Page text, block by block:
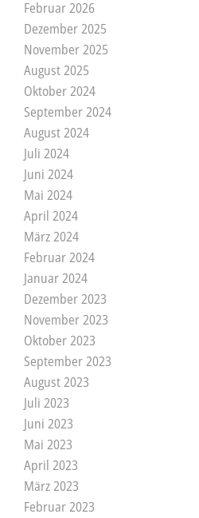
Februar 2026
Dezember 2025
November 2025
August 2025
Oktober 2024
September 2024
August 2024
Juli 2024
Juni 2024
Mai 2024
April 2024
März 2024
Februar 2024
Januar 2024
Dezember 2023
November 2023
Oktober 2023
September 2023
August 2023
Juli 2023
Juni 2023
Mai 2023
April 2023
März 2023
Februar 2023